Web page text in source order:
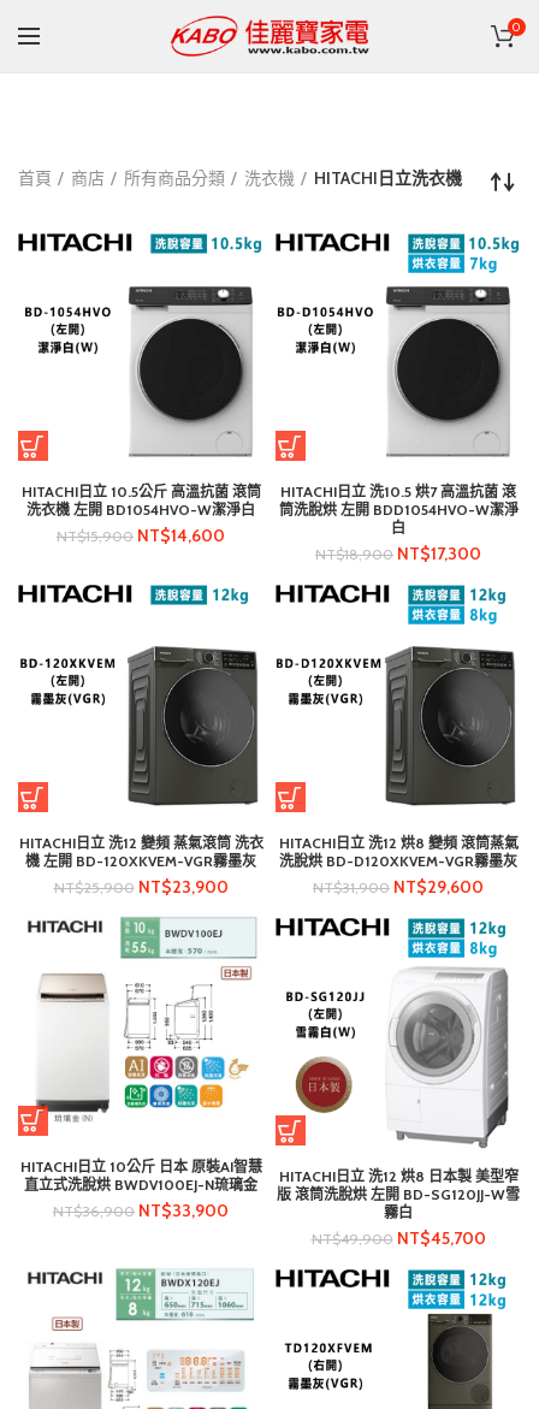
0
首頁 商店 所有商品分類 洗衣機 HITACHI日立洗衣機
HITACHI日立 10.5公斤 高溫抗菌 滾筒
洗衣機 左開 BD1054HVO-W潔淨白
NT$15,900 NT$14,600
HITACHI日立 洗10.5 烘7 高溫抗菌 滾
筒洗脫烘 左開 BDD1054HVO-W潔淨
白
NT$18,900 NT$17,300
HITACHI日立 洗12 變頻 蒸氣滾筒 洗衣
機 左開 BD-120XKVEM-VGR霧墨灰
NT$25,900 NT$23,900
HITACHI日立 洗12 烘8 變頻 滾筒蒸氣
洗脫烘 BD-D120XKVEM-VGR霧墨灰
NT$31,900 NT$29,600
HITACHI日立 10公斤 日本 原裝AI智慧
直立式洗脫烘 BWDV100EJ-N琉璃金
NT$36,900 NT$33,900
HITACHI日立 洗12 烘8 日本製 美型窄
版 滾筒洗脫烘 左開 BD-SG120JJ-W雪
霧白
NT$49,900 NT$45,700